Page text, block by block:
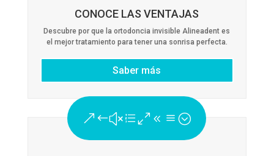
CONOCE LAS VENTAJAS
Descubre por que la ortodoncia invisible Alineadent es
el mejor tratamiento para tener una sonrisa perfecta.
Saber más
&#xe08a;